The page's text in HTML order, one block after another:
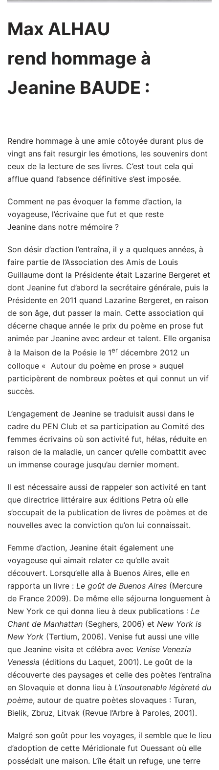
Max ALHAU
rend hommage à
Jeanine BAUDE :
Rendre hommage à une amie côtoyée durant plus de
vingt ans fait resurgir les émotions, les souvenirs dont
ceux de la lecture de ses livres. C’est tout cela qui
afflue quand l’absence définitive s’est imposée.
Comment ne pas évoquer la femme d’action, la
voyageuse, l’écrivaine que fut et que reste
Jeanine dans notre mémoire ?
Son désir d’action l’entraîna, il y a quelques années, à
faire partie de l’Association des Amis de Louis
Guillaume dont la Présidente était Lazarine Bergeret et
dont Jeanine fut d’abord la secrétaire générale, puis la
Présidente en 2011 quand Lazarine Bergeret, en raison
de son âge, dut passer la main. Cette association qui
décerne chaque année le prix du poème en prose fut
animée par Jeanine avec ardeur et talent. Elle organisa
à la Maison de la Poésie le 1er décembre 2012 un
colloque « Autour du poème en prose » auquel
participèrent de nombreux poètes et qui connut un vif
succès.
L’engagement de Jeanine se traduisit aussi dans le
cadre du PEN Club et sa participation au Comité des
femmes écrivains où son activité fut, hélas, réduite en
raison de la maladie, un cancer qu’elle combattit avec
un immense courage jusqu’au dernier moment.
Il est nécessaire aussi de rappeler son activité en tant
que directrice littéraire aux éditions Petra où elle
s’occupait de la publication de livres de poèmes et de
nouvelles avec la conviction qu’on lui connaissait.
Femme d’action, Jeanine était également une
voyageuse qui aimait relater ce qu’elle avait
découvert. Lorsqu’elle alla à Buenos Aires, elle en
rapporta un livre : Le goût de Buenos Aires (Mercure
de France 2009). De même elle séjourna longuement à
New York ce qui donna lieu à deux publications : Le
Chant de Manhattan (Seghers, 2006) et New York is
New York (Tertium, 2006). Venise fut aussi une ville
que Jeanine visita et célébra avec Venise Venezia
Venessia (éditions du Laquet, 2001). Le goût de la
découverte des paysages et celle des poètes l’entraîna
en Slovaquie et donna lieu à L’insoutenable légèreté du
poème, autour de quatre poètes slovaques : Turan,
Bielik, Zbruz, Litvak (Revue l’Arbre à Paroles, 2001).
Malgré son goût pour les voyages, il semble que le lieu
d’adoption de cette Méridionale fut Ouessant où elle
possédait une maison. L’île était un refuge, une terre